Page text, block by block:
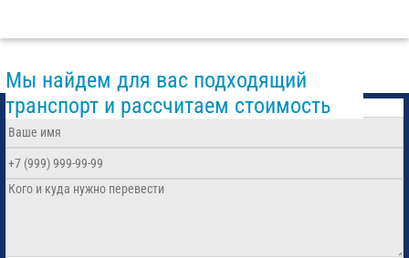
Мы найдем для вас подходящий
транспорт и рассчитаем стоимость